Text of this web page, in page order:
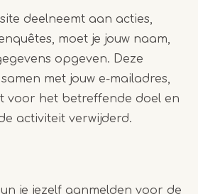
deelneemt aan acties,
moet je jouw naam,
opgeven. Deze
met jouw e-mailadres,
voor het betreffende doel en
activiteit verwijderd.
je jezelf aanmelden voor de